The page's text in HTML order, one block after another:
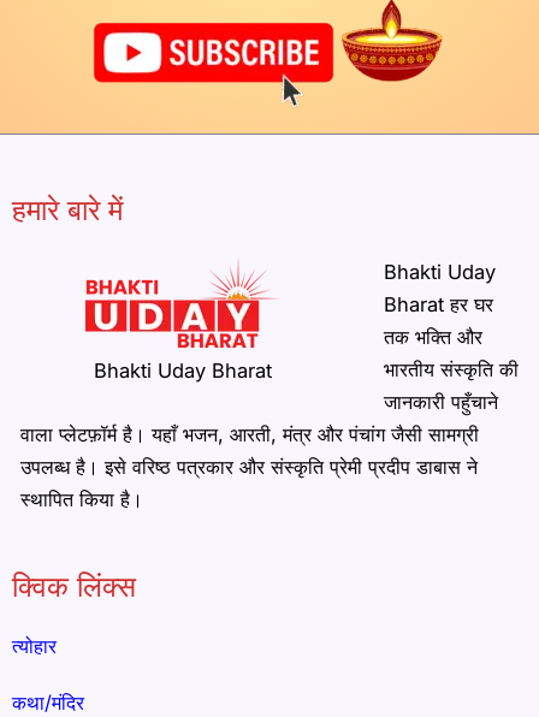
हमारे बारे में
Bhakti Uday Bharat
Bhakti Uday
Bharat हर घर
तक भक्ति और
भारतीय संस्कृति की
जानकारी पहुँचाने
वाला प्लेटफ़ॉर्म है। यहाँ भजन, आरती, मंत्र और पंचांग जैसी सामग्री
उपलब्ध है। इसे वरिष्ठ पत्रकार और संस्कृति प्रेमी प्रदीप डाबास ने
स्थापित किया है।
क्विक लिंक्स
त्योहार
कथा/मंदिर